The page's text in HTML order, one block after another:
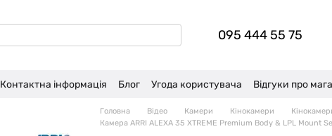
095 444 55 75
Контактна інформація Блог Угода користувача Відгуки про
Головна Відео Камери Кінокамери
Камера ARRI ALEXA 35 XTREME Premium Body & LPL Mount